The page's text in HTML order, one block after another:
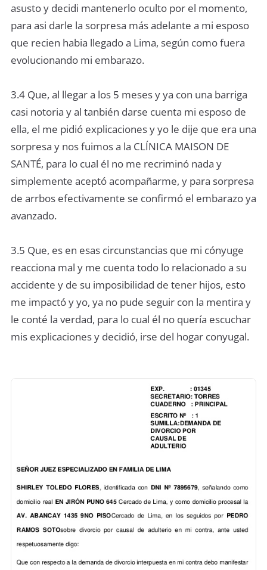
asusto y decidi mantenerlo oculto por el momento,
para asi darle la sorpresa más adelante a mi esposo
que recien habia llegado a Lima, según como fuera
evolucionando mi embarazo.
3.4 Que, al llegar a los 5 meses y ya con una barriga
casi notoria y al tanbién darse cuenta mi esposo de
ella, el me pidió explicaciones y yo le dije que era una
sorpresa y nos fuimos a la CLÍNICA MAISON DE
SANTÉ, para lo cual él no me recriminó nada y
simplemente aceptó acompañarme, y para sorpresa
de arrbos efectivamente se confirmó el embarazo ya
avanzado.
3.5 Que, es en esas circunstancias que mi cónyuge
reacciona mal y me cuenta todo lo relacionado a su
accidente y de su imposibilidad de tener hijos, esto
me impactó y yo, ya no pude seguir con la mentira y
le conté la verdad, para lo cual él no quería escuchar
mis explicaciones y decidió, irse del hogar conyugal.